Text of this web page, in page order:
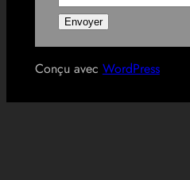
Conçu avec WordPress